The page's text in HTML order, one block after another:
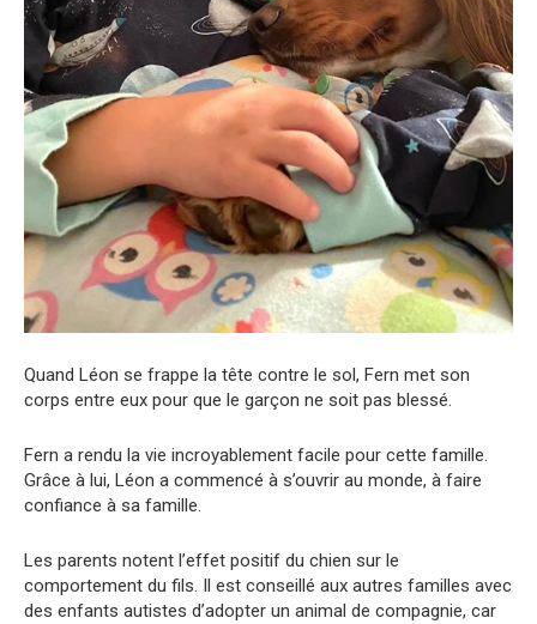
Quand Léon se frappe la tête contre le sol, Fern met son
corps entre eux pour que le garçon ne soit pas blessé.
Fern a rendu la vie incroyablement facile pour cette famille.
Grâce à lui, Léon a commencé à s’ouvrir au monde, à faire
confiance à sa famille.
Les parents notent l’effet positif du chien sur le
comportement du fils. Il est conseillé aux autres familles avec
des enfants autistes d’adopter un animal de compagnie, car